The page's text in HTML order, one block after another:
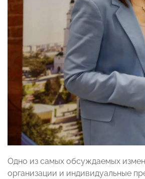
Одно из самых обсуждаемых
организации и индивидуальные